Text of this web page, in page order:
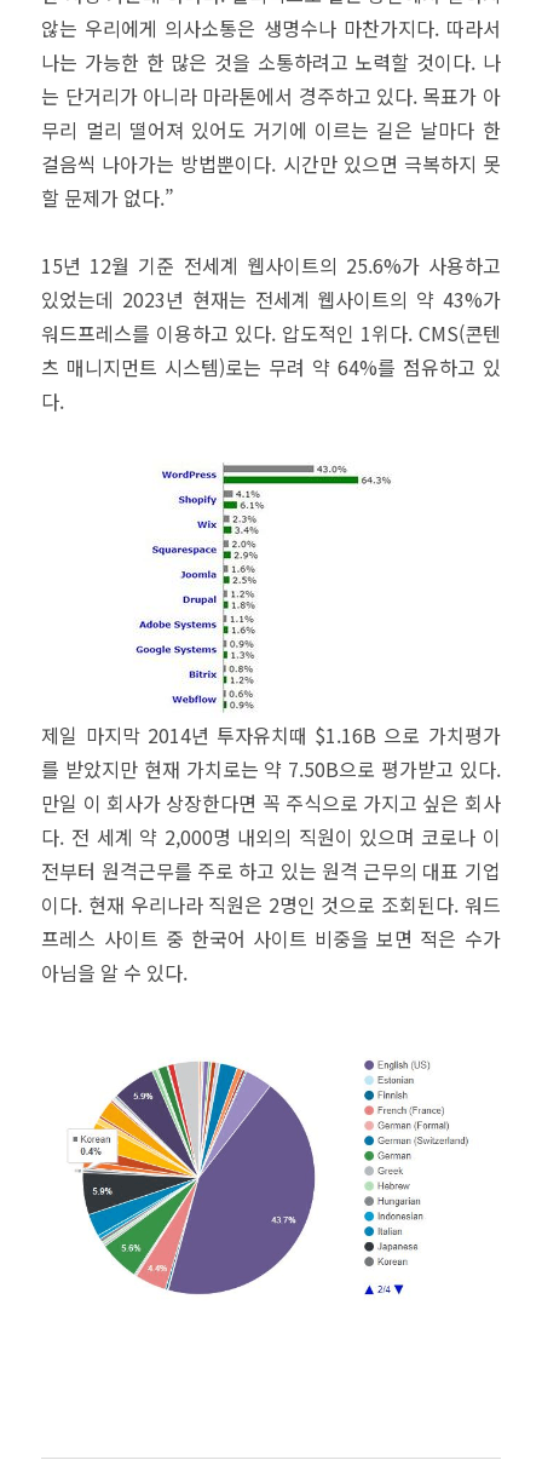
않는 우리에게 의사소통은 생명수나 마찬가지다. 따라서
나는 가능한 한 많은 것을 소통하려고 노력할 것이다. 나
는 단거리가 아니라 마라톤에서 경주하고 있다. 목표가 아
무리 멀리 떨어져 있어도 거기에 이르는 길은 날마다 한
걸음씩 나아가는 방법뿐이다. 시간만 있으면 극복하지 못
할 문제가 없다.”
15년 12월 기준 전세계 웹사이트의 25.6%가 사용하고
있었는데 2023년 현재는 전세계 웹사이트의 약 43%가
워드프레스를 이용하고 있다. 압도적인 1위다. CMS(콘텐
츠 매니지먼트 시스템)로는 무려 약 64%를 점유하고 있
다.
제일 마지막 2014년 투자유치때 $1.16B 으로 가치평가
를 받았지만 현재 가치로는 약 7.50B으로 평가받고 있다.
만일 이 회사가 상장한다면 꼭 주식으로 가지고 싶은 회사
다. 전 세계 약 2,000명 내외의 직원이 있으며 코로나 이
전부터 원격근무를 주로 하고 있는 원격 근무의 대표 기업
이다. 현재 우리나라 직원은 2명인 것으로 조회된다. 워드
프레스 사이트 중 한국어 사이트 비중을 보면 적은 수가
아님을 알 수 있다.